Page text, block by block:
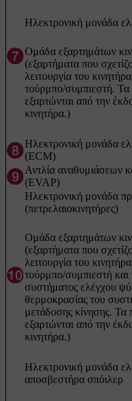
Ηλεκτρονική μονάδα
Ομάδα εξαρτημάτων
(εξαρτήματα που
λειτουργία του
τούρμπο/συμπιεστή. Τα
εξαρτώνται από την
κινητήρα.)
Ηλεκτρονική μονάδα
(ECM)
Αντλία αναθυμιάσεων
(EVAP)
Ηλεκτρονική μονάδα
(πετρελαιοκινητήρες)
Ομάδα εξαρτημάτων
(εξαρτήματα που
λειτουργία του
τούρμπο/συμπιεστή και
συστήματος ελέγχου
θερμοκρασίας του
μετάδοσης κίνησης. Τα
εξαρτώνται από την
κινητήρα.)
Ηλεκτρονική μονάδα
αποσβεστήρα σπόιλερ